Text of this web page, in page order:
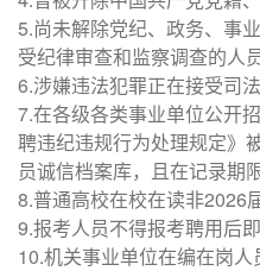
5.尚未解除党纪、政务、事
受纪律审查和监察调查的人员
6.涉嫌违法犯罪正在接受司
7.在各级各类事业单位公开
聘违纪违规行为处理规定》
员诚信档案库，且在记录期
8.普通高校在校在读非2026
9.报考人员不得报考聘用后
10.机关事业单位在编在岗